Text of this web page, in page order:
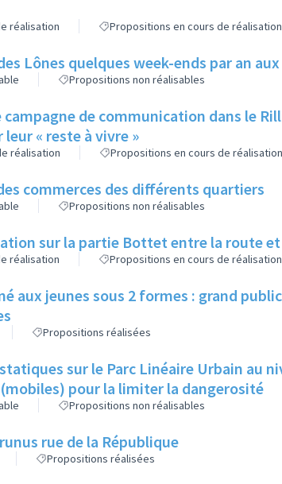
réalisation Propositions en cours de réalisation
Lônes quelques week-ends par an
Propositions non réalisables
campagne de communication dans le
« reste à vivre »
réalisation Propositions en cours de réalisation
commerces des différents quartiers
Propositions non réalisables
sur la partie Bottet entre la route
réalisation Propositions en cours de réalisation
aux jeunes sous 2 formes : grand
Propositions réalisées
sur le Parc Linéaire Urbain au
pour la limiter la dangerosité
Propositions non réalisables
rue de la République
Propositions réalisées